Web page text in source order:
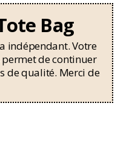
Bag
indépendant. Votre
de continuer
de qualité. Merci de